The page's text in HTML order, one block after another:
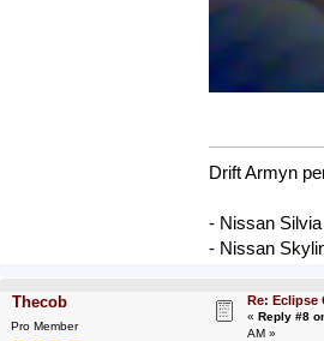
Drift Armyn
- Nissan
- Nissan
Thecob
Pro Member
Re: Eclipse
« Reply #8
AM »